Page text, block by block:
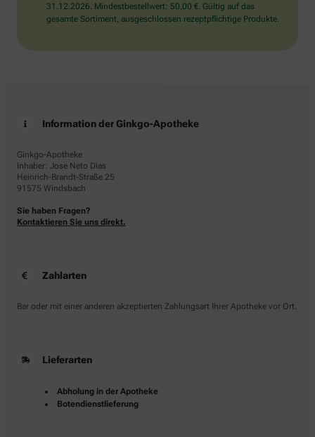
31.12.2026. Mindestbestellwert: 50,00 €. Gültig auf das
gesamte Sortiment, ausgeschlossen rezeptpflichtige Produkte.
Information der Ginkgo-Apotheke
Ginkgo-Apotheke
Inhaber: Jose Neto Dias
Heinrich-Brandt-Straße 25
91575 Windsbach
Sie haben Fragen?
Kontaktieren Sie uns direkt.
Zahlarten
Bar oder mit einer anderen akzeptierten Zahlungsart Ihrer Apotheke vor Ort.
Lieferarten
Abholung in der Apotheke
Botendienstlieferung